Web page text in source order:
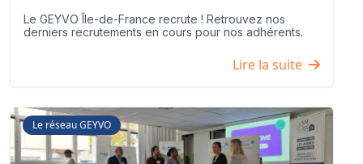
Le GEYVO Île-de-France recrute ! Retrouvez nos
derniers recrutements en cours pour nos adhérents.
Lire la suite
Le réseau GEYVO